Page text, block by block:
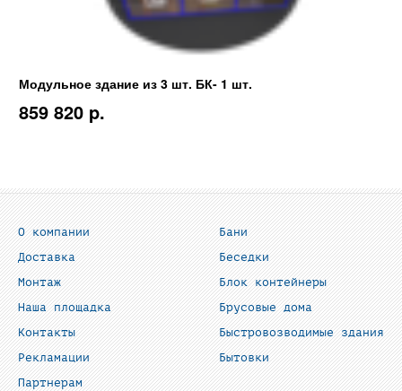
Модульное здание из 3 шт. БК- 1 шт.
859 820 p.
О компании
Доставка
Монтаж
Наша площадка
Контакты
Рекламации
Партнерам
Бани
Беседки
Блок контейнеры
Брусовые дома
Быстровозводимые здания
Бытовки